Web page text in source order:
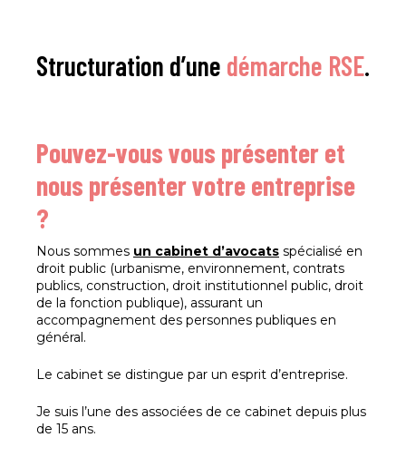
Structuration d’une démarche RSE.
Pouvez-vous vous présenter et
nous présenter votre entreprise
?
Nous sommes un cabinet d’avocats spécialisé en
droit public (urbanisme, environnement, contrats
publics, construction, droit institutionnel public, droit
de la fonction publique), assurant un
accompagnement des personnes publiques en
général.
Le cabinet se distingue par un esprit d’entreprise.
Je suis l’une des associées de ce cabinet depuis plus
de 15 ans.